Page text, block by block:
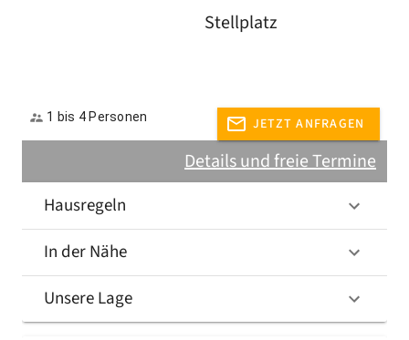
Stellplatz
1 bis 4 Personen JETZT ANFRAGEN
Details und freie Termine
Hausregeln
In der Nähe
Unsere Lage